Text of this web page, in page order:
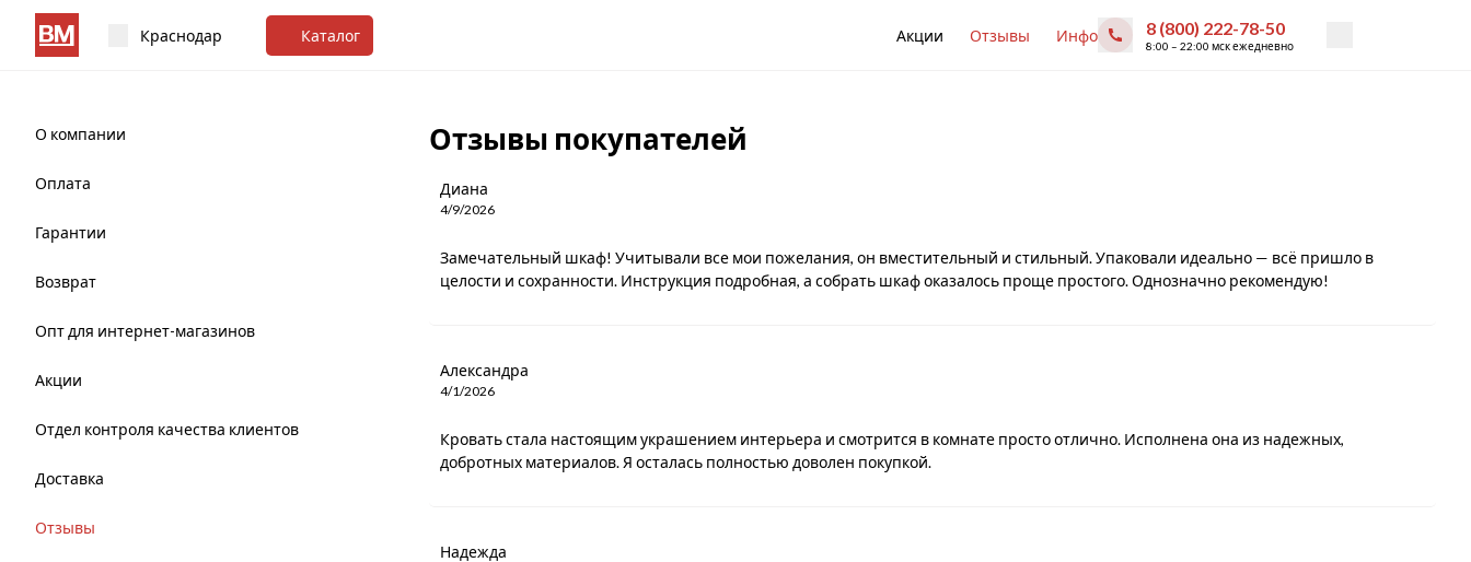
Краснодар Каталог Акции Отзывы Инфо 8 (800) 222-78-50
8:00 – 22:00 мск ежедневно
О компании
Оплата
Гарантии
Возврат
Опт для интернет-магазинов
Акции
Отдел контроля качества клиентов
Доставка
Отзывы
Отзывы покупателей
Диана
4/9/2026
Замечательный шкаф! Учитывали все мои пожелания, он вместительный и стильный. Упаковали идеально — всё пришло в
целости и сохранности. Инструкция подробная, а собрать шкаф оказалось проще простого. Однозначно рекомендую!
Александра
4/1/2026
Кровать стала настоящим украшением интерьера и смотрится в комнате просто отлично. Исполнена она из надежных,
добротных материалов. Я осталась полностью доволен покупкой.
Надежда